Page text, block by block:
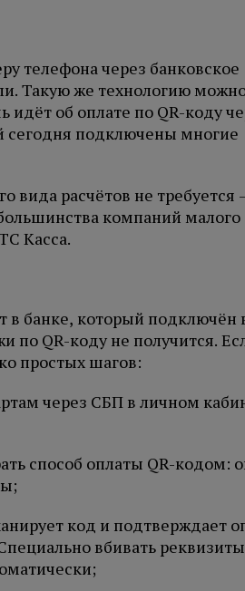
телефона через банковское
Такую же технологию
идёт об оплате по QR-коду
подключены многие
вида расчётов не
компаний малого
Касса.
в банке, который подключён
по QR-коду не получится.
простых шагов:
через СБП в личном
способ оплаты QR-кодом:
код и подтверждает
вбивать